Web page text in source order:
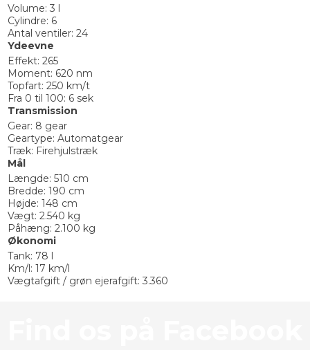
Volume: 3 l
Cylindre: 6
Antal ventiler: 24
Ydeevne
Effekt: 265
Moment: 620 nm
Topfart: 250 km/t
Fra 0 til 100: 6 sek
Transmission
Gear: 8 gear
Geartype: Automatgear
Træk: Firehjulstræk
Mål
Længde: 510 cm
Bredde: 190 cm
Højde: 148 cm
Vægt: 2.540 kg
Påhæng: 2.100 kg
Økonomi
Tank: 78 l
Km/l: 17 km/l
Vægtafgift / grøn ejerafgift: 3.360